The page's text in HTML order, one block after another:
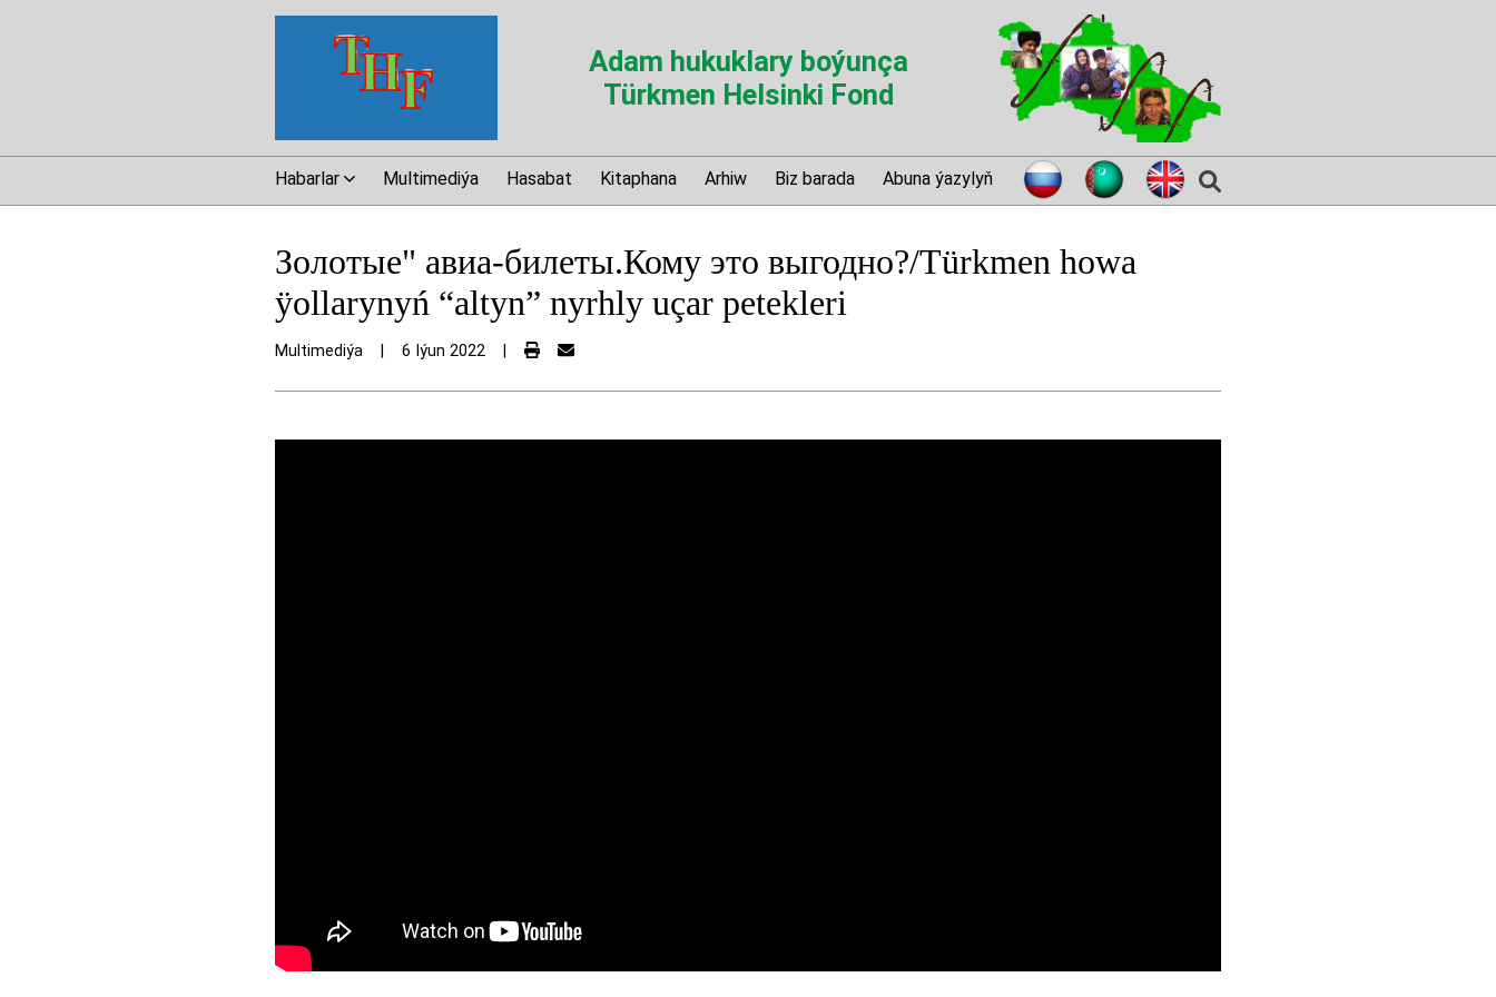
Adam hukuklary boýunça
Türkmen Helsinki Fond
Habarlar Multimediýa Hasabat Kitaphana Arhiw Biz barada Abuna ýazylyň
Золотые" авиа-билеты.Кому это выгодно?/Türkmen howa
ÿollarynyń “altyn” nyrhly uçar petekleri
Multimediýa 6 Iýun 2022